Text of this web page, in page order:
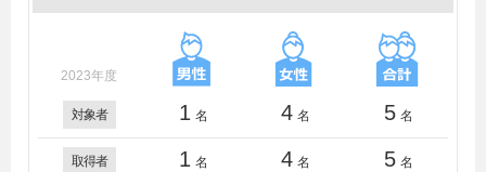
2023年度
対象者 1 名 4 名 5 名
取得者 1 名 4 名 5 名